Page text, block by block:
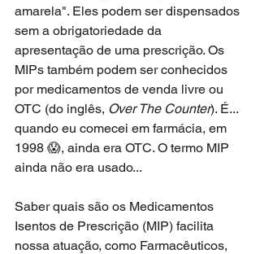
amarela". Eles podem ser dispensados
sem a obrigatoriedade da
apresentação de uma prescrição. Os
MIPs também podem ser conhecidos
por medicamentos de venda livre ou
OTC (do inglês, Over The Counter). É...
quando eu comecei em farmácia, em
1998 😱, ainda era OTC. O termo MIP
ainda não era usado...
Saber quais são os Medicamentos
Isentos de Prescrição (MIP) facilita
nossa atuação, como Farmacêuticos,